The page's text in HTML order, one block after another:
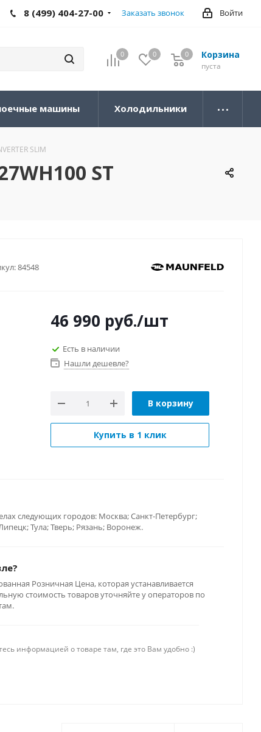
Войти
8 (499) 404-27-00 Заказать звонок
0 0 Корзина
0
пуста
0
машины Холодильники
SLIM
ST
84548
46 990 руб./шт
Есть в наличии
Нашли дешевле?
В корзину
Купить в 1 клик
следующих городов: Москва; Санкт-Петербург;
Тула; Тверь; Рязань; Воронеж.
Розничная Цена, которая устанавливается
стоимость товаров уточняйте у операторов по
информацией о товаре там, где это Вам удобно :)